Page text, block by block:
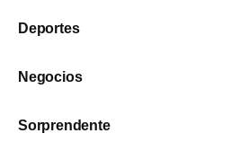
Deportes
Negocios
Sorprendente